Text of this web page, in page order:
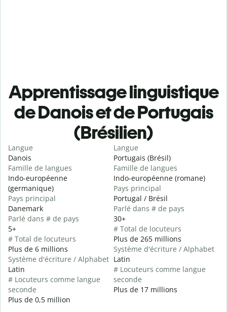
Apprentissage linguistique
de Danois et de Portugais
(Brésilien)
Langue
Danois
Famille de langues
Indo-européenne
(germanique)
Pays principal
Danemark
Parlé dans # de pays
5+
# Total de locuteurs
Plus de 6 millions
Système d'écriture / Alphabet
Latin
# Locuteurs comme langue
seconde
Plus de 0,5 million
Langue
Portugais (Brésil)
Famille de langues
Indo-européenne (romane)
Pays principal
Portugal / Brésil
Parlé dans # de pays
30+
# Total de locuteurs
Plus de 265 millions
Système d'écriture / Alphabet
Latin
# Locuteurs comme langue
seconde
Plus de 17 millions